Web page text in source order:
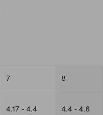
7 8
4.17 - 4.4 4.4 - 4.6